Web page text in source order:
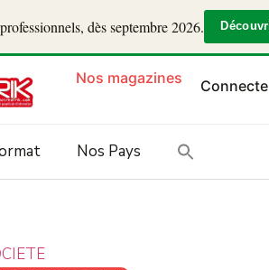
dès septembre 2026.
Nos magazines
Nos Pays